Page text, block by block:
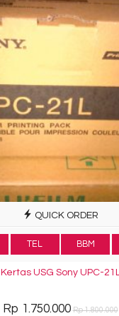
QUICK ORDER
TEL BBM
Kertas USG Sony UPC-21L
Rp 1.750.000 Rp 1.800.000